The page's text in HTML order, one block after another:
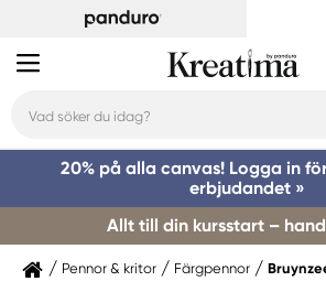
20% på alla canvas! Logga in
erbjudandet »
Allt till din kursstart –
Pennor & kritor Färgpennor